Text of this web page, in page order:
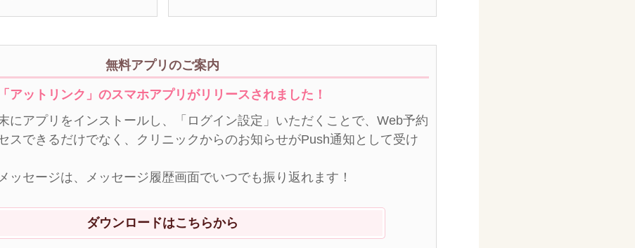
無料アプリのご案内
アットリンク」のスマホアプリがリリースされました！
にアプリをインストールし、「ログイン設定」いただくことで、Web予約
スできるだけでなく、クリニックからのお知らせがPush通知として受け
ッセージは、メッセージ履歴画面でいつでも振り返れます！
ダウンロードはこちらから